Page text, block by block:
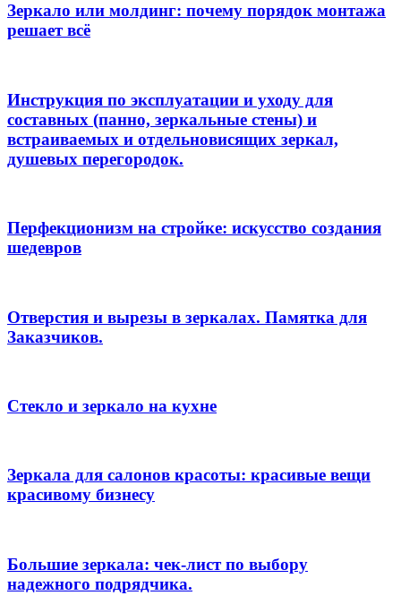
Зеркало или молдинг: почему порядок монтажа
решает всё
Инструкция по эксплуатации и уходу для
составных (панно, зеркальные стены) и
встраиваемых и отдельновисящих зеркал,
душевых перегородок.
Перфекционизм на стройке: искусство создания
шедевров
Отверстия и вырезы в зеркалах. Памятка для
Заказчиков.
Стекло и зеркало на кухне
Зеркала для салонов красоты: красивые вещи
красивому бизнесу
Большие зеркала: чек-лист по выбору
надежного подрядчика.